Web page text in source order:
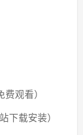
观看）
下载安装）